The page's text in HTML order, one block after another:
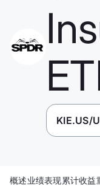
KIE.US/
概述业绩表现累计收益